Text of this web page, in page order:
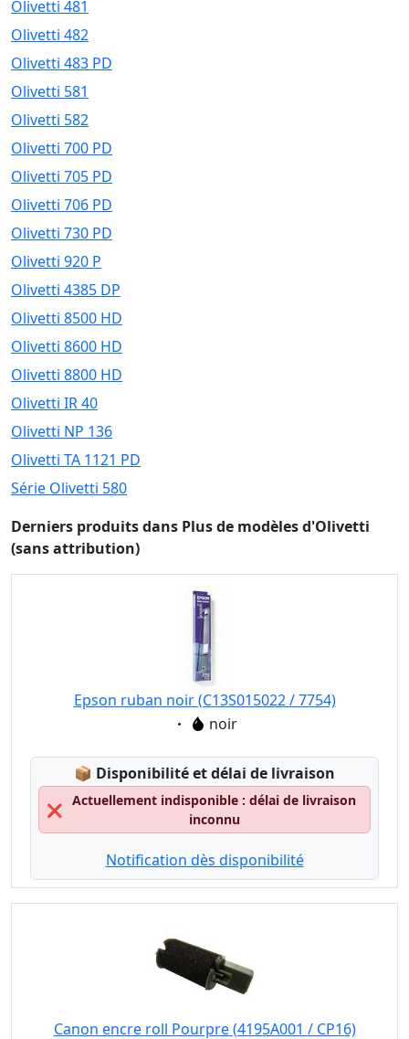
Olivetti 481
Olivetti 482
Olivetti 483 PD
Olivetti 581
Olivetti 582
Olivetti 700 PD
Olivetti 705 PD
Olivetti 706 PD
Olivetti 730 PD
Olivetti 920 P
Olivetti 4385 DP
Olivetti 8500 HD
Olivetti 8600 HD
Olivetti 8800 HD
Olivetti IR 40
Olivetti NP 136
Olivetti TA 1121 PD
Série Olivetti 580
Derniers produits dans Plus de modèles d'Olivetti
(sans attribution)
Epson ruban noir (C13S015022 / 7754)
Eigenschaft:
noir
📦 Lagerstatus:
Disponibilité et délai de livraison
❌
Actuellement indisponible : délai de livraison
inconnu
Notification dès disponibilité
Canon encre roll Pourpre (4195A001 / CP16)